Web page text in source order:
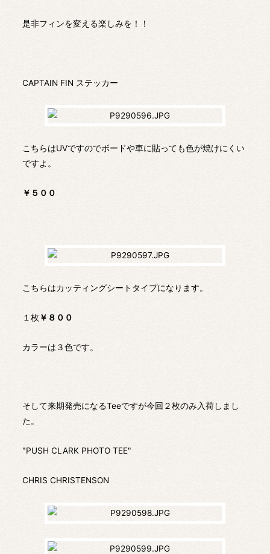
是非フィンを変える楽しみを！！
CAPTAIN FIN ステッカー
こちらはUVですのでボードや車に貼っても色が焼けにくい
ですよ。
￥５００
こちらはカッティングシートタイプになります。
１枚 ￥８００
カラーは３色です。
そして来期発売になるTeeですが今回２枚のみ入荷しまし
た。
"PUSH CLARK PHOTO TEE"
CHRIS CHRISTENSON